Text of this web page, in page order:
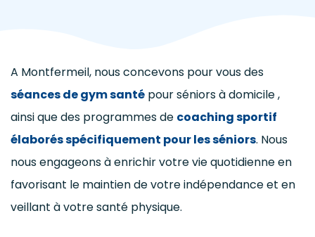
A Montfermeil, nous concevons pour vous des
séances de gym santé pour séniors à domicile ,
ainsi que des programmes de coaching sportif
élaborés spécifiquement pour les séniors. Nous
nous engageons à enrichir votre vie quotidienne en
favorisant le maintien de votre indépendance et en
veillant à votre santé physique.